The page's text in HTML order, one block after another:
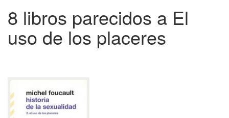
8 libros parecidos a El
uso de los placeres